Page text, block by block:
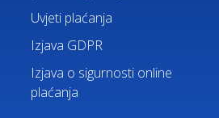
Uvjeti plaćanja
Izjava GDPR
Izjava o sigurnosti online
plaćanja